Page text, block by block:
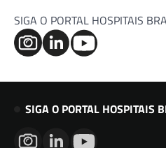
SIGA O PORTAL HOSPITAIS
SIGA O PORTAL HOSPITAIS